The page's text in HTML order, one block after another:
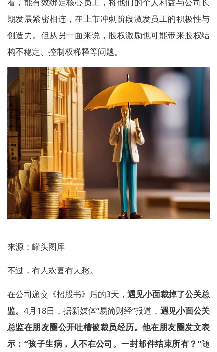
期发展紧密相连，在上市冲刺阶段激发员工的积极性与
创造力。但从另一面来说，股权激励也可能带来股权结
构不稳定、控制权稀释等问题。
来源：罐头图库
不过，有人欢喜有人愁。
在公司递交《招股书》后的3天， 遇见小面裁掉了公关总
监。4月18日，据新媒体“易简财经”报道， 遇见小面公关
总监在朋友圈公开吐槽被裁员经历。他在朋友圈发文表
示：“孩子生病，人不在公司。一封邮件结束所有？”随